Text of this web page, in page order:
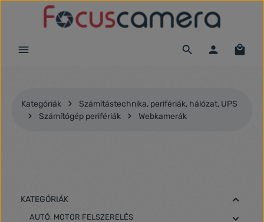
Ugrás a fő tartalomra
Kategóriák
Számítástechnika, perifériák, hálózat, UPS
Számítógép perifériák
Webkamerák
KATEGÓRIÁK
AUTÓ, MOTOR FELSZERELÉS